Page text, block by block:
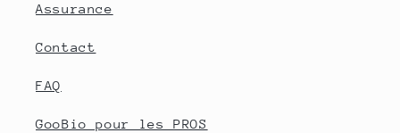
Assurance
Contact
FAQ
GooBio pour les PROS